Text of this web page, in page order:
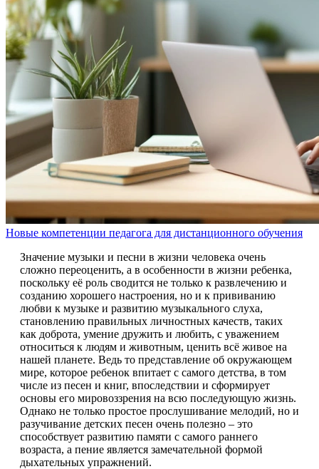
Новые компетенции педагога для дистанционного обучения
Значение музыки и песни в жизни человека очень
сложно переоценить, а в особенности в жизни ребенка,
поскольку её роль сводится не только к развлечению и
созданию хорошего настроения, но и к прививанию
любви к музыке и развитию музыкального слуха,
становлению правильных личностных качеств, таких
как доброта, умение дружить и любить, с уважением
относиться к людям и животным, ценить всё живое на
нашей планете. Ведь то представление об окружающем
мире, которое ребенок впитает с самого детства, в том
числе из песен и книг, впоследствии и сформирует
основы его мировоззрения на всю последующую жизнь.
Однако не только простое прослушивание мелодий, но и
разучивание детских песен очень полезно – это
способствует развитию памяти с самого раннего
возраста, а пение является замечательной формой
дыхательных упражнений.